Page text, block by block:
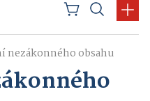
nezákonného obsahu